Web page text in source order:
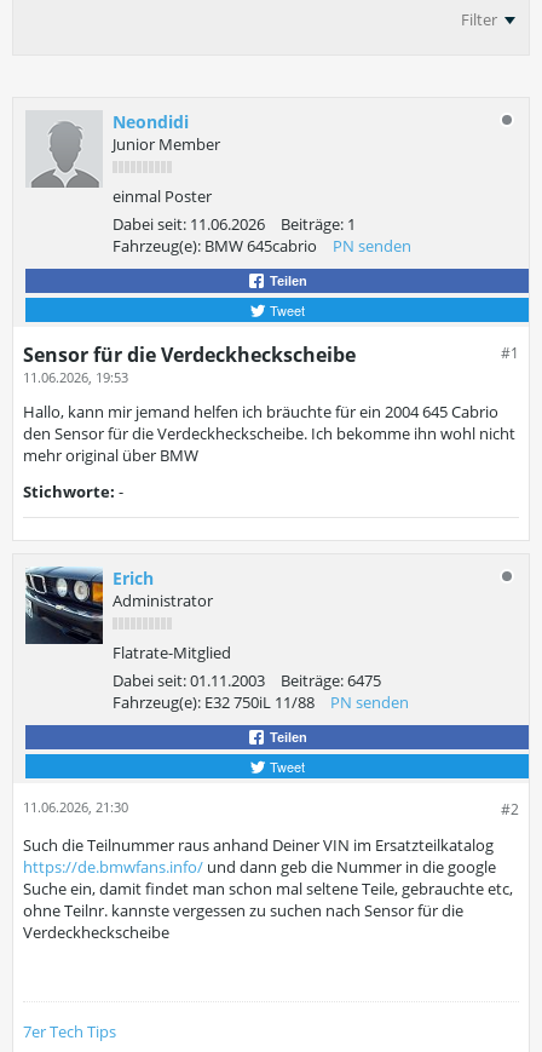
Filter
Neondidi
Junior Member
einmal Poster
Dabei seit: 11.06.2026 Beiträge: 1
Fahrzeug(e): BMW 645cabrio PN senden
Teilen
Tweet
#1
Sensor für die Verdeckheckscheibe
11.06.2026, 19:53
Hallo, kann mir jemand helfen ich bräuchte für ein 2004 645 Cabrio
den Sensor für die Verdeckheckscheibe. Ich bekomme ihn wohl nicht
mehr original über BMW
Stichworte: -
Erich
Administrator
Flatrate-Mitglied
Dabei seit:01.11.2003 Beiträge:6475
Fahrzeug(e): E32 750iL 11/88 PN senden
Teilen
Tweet
#2
11.06.2026, 21:30
Such die Teilnummer raus anhand Deiner VIN im Ersatzteilkatalog
https://de.bmwfans.info/ und dann geb die Nummer in die google
Suche ein, damit findet man schon mal seltene Teile, gebrauchte etc,
ohne Teilnr. kannste vergessen zu suchen nach Sensor für die
Verdeckheckscheibe
7er Tech Tips